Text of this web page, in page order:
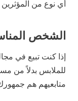
أي نوع من
الشخص
إذا كنت تبيع في
للملابس بدلاً من
متابعيهم هم